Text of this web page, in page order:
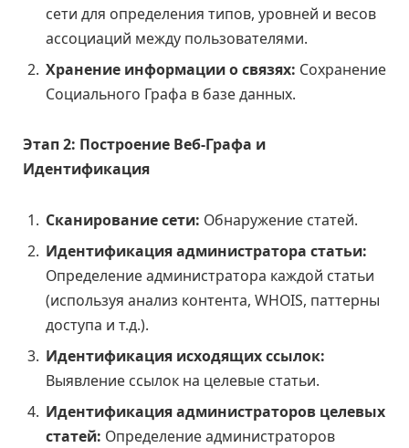
сети для определения типов, уровней и весов
ассоциаций между пользователями.
Хранение информации о связях: Сохранение
Социального Графа в базе данных.
Этап 2: Построение Веб-Графа и
Идентификация
Сканирование сети: Обнаружение статей.
Идентификация администратора статьи:
Определение администратора каждой статьи
(используя анализ контента, WHOIS, паттерны
доступа и т.д.).
Идентификация исходящих ссылок:
Выявление ссылок на целевые статьи.
Идентификация администраторов целевых
статей: Определение администраторов